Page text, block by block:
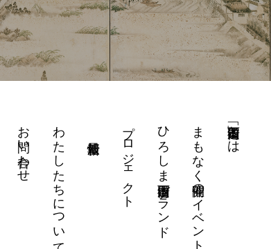
「西国街道」とは
まもなく開催のイベント
ひろしま西国街道ブランド
プロジェクト
わたしたちについて
お問い合わせ